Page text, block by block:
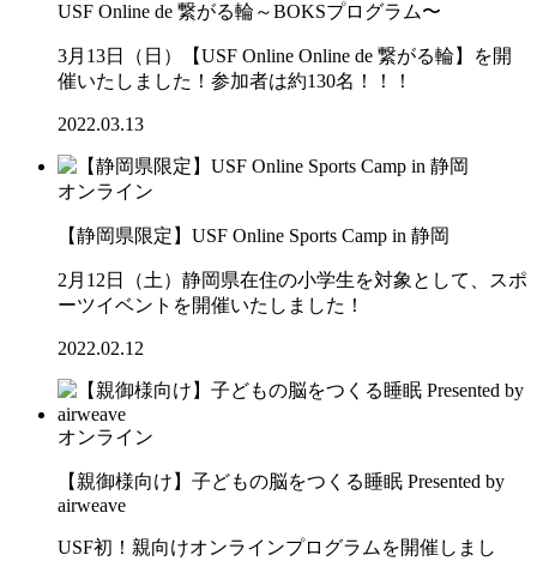
USF Online de 繋がる輪～BOKSプログラム〜
3月13日（日）【USF Online Online de 繋がる輪】を開
催いたしました！参加者は約130名！！！
2022.03.13
オンライン
【静岡県限定】USF Online Sports Camp in 静岡
2月12日（土）静岡県在住の小学生を対象として、スポ
ーツイベントを開催いたしました！
2022.02.12
オンライン
【親御様向け】子どもの脳をつくる睡眠 Presented by
airweave
USF初！親向けオンラインプログラムを開催しまし